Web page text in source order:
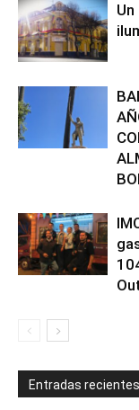
Entradas recientes